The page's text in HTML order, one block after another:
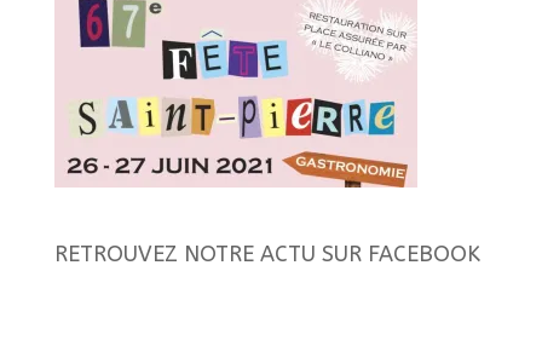
RETROUVEZ NOTRE ACTU SUR FACEBOOK